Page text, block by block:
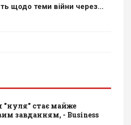
щодо теми війни через...
"нуля" стає майже
завданням, - Business